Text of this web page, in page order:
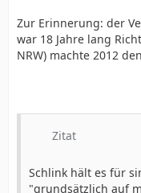
Zur Erinnerung: der
war 18 Jahre lang
NRW) machte 2012
Zitat
Schlink hält es für
"grundsätzlich auf